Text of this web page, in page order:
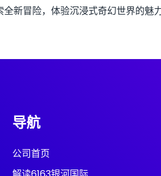
新冒险，体验沉浸式奇幻世界的魅
导航
公司首页